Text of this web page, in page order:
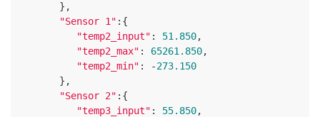
"Sensor 1" :{
"temp2_input" : 51.850,
"temp2_max" : 65261.850,
"temp2_min" : -273.150
"Sensor 2" :{
"temp3_input" : 55.850,